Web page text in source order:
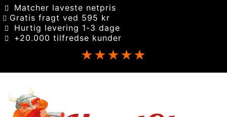
Matcher laveste netpris
Gratis fragt ved 595 kr
Hurtig levering 1-3 dage
+20.000 tilfredse kunder
★★★★★